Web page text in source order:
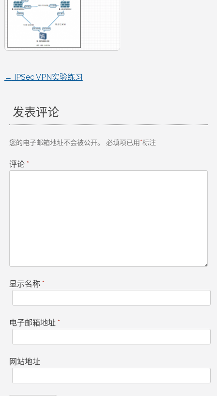
文
章
导
← IPSec VPN实验练习
发表评论
您的电子邮箱地址不会被公开。 必填项已用*标注
评论 *
显示名称 *
电子邮箱地址 *
网站地址